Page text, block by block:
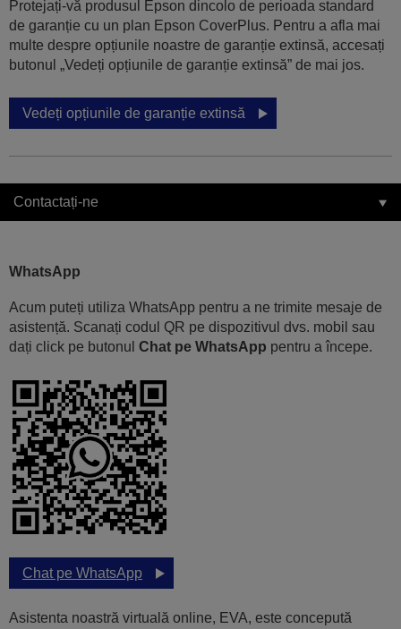
Protejați-vă produsul Epson dincolo de perioada standard
de garanție cu un plan Epson CoverPlus. Pentru a afla mai
multe despre opțiunile noastre de garanție extinsă, accesați
butonul „Vedeți opțiunile de garanție extinsă” de mai jos.
Vedeți opțiunile de garanție extinsă
Contactați-ne
WhatsApp
Acum puteți utiliza WhatsApp pentru a ne trimite mesaje de
asistență. Scanați codul QR pe dispozitivul dvs. mobil sau
dați click pe butonul Chat pe WhatsApp pentru a începe.
Chat pe WhatsApp
Asistenta noastră virtuală online, EVA, este concepută